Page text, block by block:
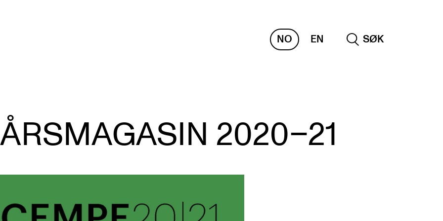
NO EN SØK
IT og digitale tjenester
Canvas
Rom og bygg
STUDENTSTØTTE
Eksamen og vitnemål
2020–21